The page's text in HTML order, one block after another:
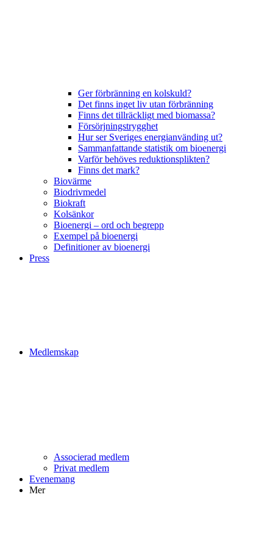
Ger förbränning en kolskuld?
Det finns inget liv utan förbränning
Finns det tillräckligt med biomassa?
Försörjningstrygghet
Hur ser Sveriges energianvänding ut?
Sammanfattande statistik om bioenergi
Varför behöves reduktionsplikten?
Finns det mark?
Biovärme
Biodrivmedel
Biokraft
Kolsänkor
Bioenergi – ord och begrepp
Exempel på bioenergi
Definitioner av bioenergi
Press
Medlemskap
Associerad medlem
Privat medlem
Evenemang
Mer